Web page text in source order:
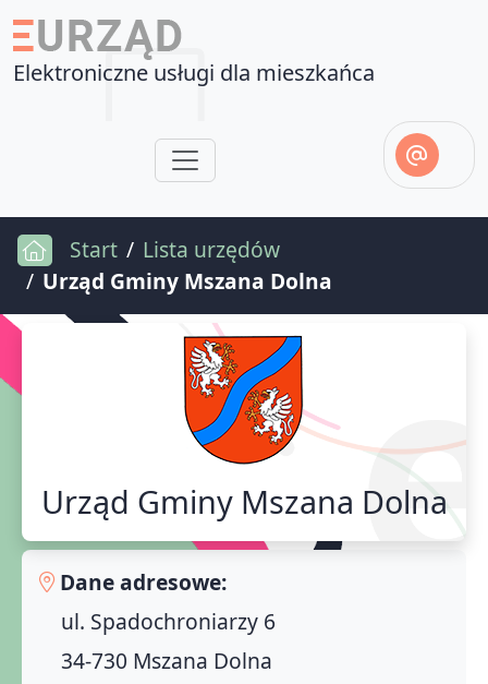
Elektroniczne usługi dla mieszkańca
Start
Lista urzędów
Urząd Gminy Mszana Dolna
Urząd Gminy Mszana Dolna
Dane adresowe:
ul. Spadochroniarzy 6
34-730 Mszana Dolna